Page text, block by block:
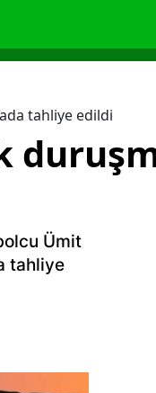
tahliye edildi
Ümit
tahliye